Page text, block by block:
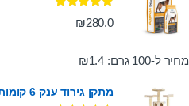
דורג5.00
מתוך 5 ₪280.0
מחיר ל-100 גרם: ₪1.4
מתקן גירוד ענק 6 קומות סופר סייז צבע קרם